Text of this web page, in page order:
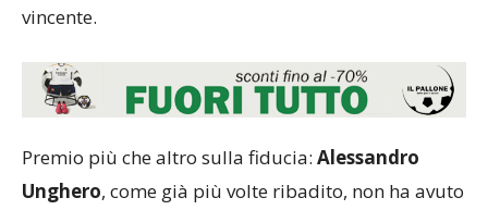
vincente.
Premio più che altro sulla fiducia: Alessandro
Unghero, come già più volte ribadito, non ha avuto